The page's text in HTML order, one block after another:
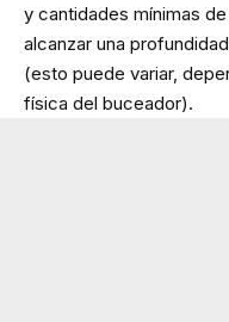
y cantidades mínimas
alcanzar una
(esto puede variar,
física del buceador).